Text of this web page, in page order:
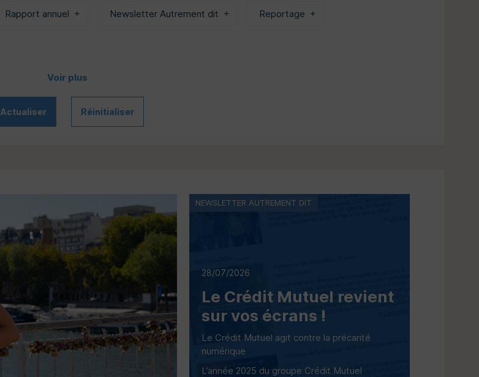
Rapport annuel Newsletter Autrement dit Reportage
Voir plus
Actualiser Réinitialiser
28/07/2026
Le Crédit Mutuel revient
sur vos écrans !
Le Crédit Mutuel agit contre la précarité
numérique
L’année 2025 du groupe Crédit Mutuel
NEWSLETTER AUTREMENT DIT